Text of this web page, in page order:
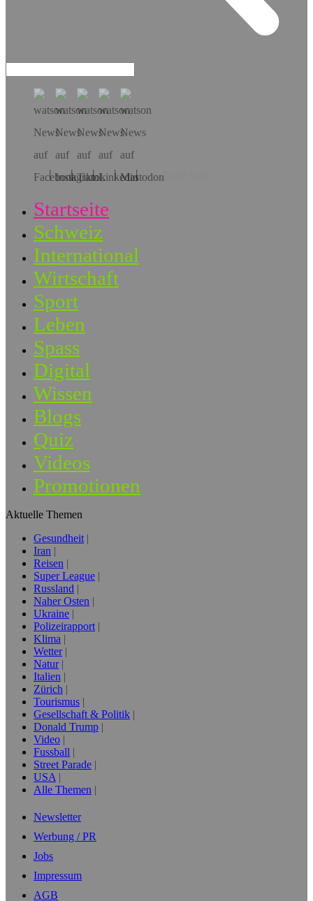
Hol dir die App!
Startseite
Schweiz
International
Wirtschaft
Sport
Leben
Spass
Digital
Wissen
Blogs
Quiz
Videos
Promotionen
Aktuelle Themen
Gesundheit
Iran
Reisen
Super League
Russland
Naher Osten
Ukraine
Polizeirapport
Klima
Wetter
Natur
Italien
Zürich
Tourismus
Gesellschaft & Politik
Donald Trump
Video
Fussball
Street Parade
USA
Alle Themen
Newsletter
Werbung / PR
Jobs
Impressum
AGB